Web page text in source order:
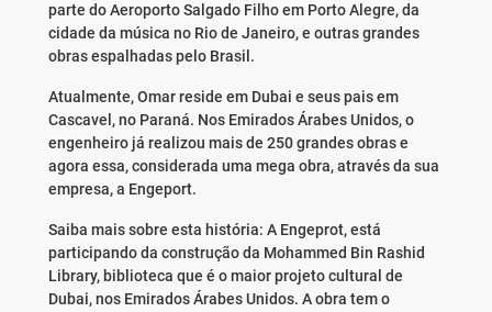
parte do Aeroporto Salgado Filho em Porto Alegre, da
cidade da música no Rio de Janeiro, e outras grandes
obras espalhadas pelo Brasil.
Atualmente, Omar reside em Dubai e seus pais em
Cascavel, no Paraná. Nos Emirados Árabes Unidos, o
engenheiro já realizou mais de 250 grandes obras e
agora essa, considerada uma mega obra, através da sua
empresa, a Engeport.
Saiba mais sobre esta história: A Engeprot, está
participando da construção da Mohammed Bin Rashid
Library, biblioteca que é o maior projeto cultural de
Dubai, nos Emirados Árabes Unidos. A obra tem o